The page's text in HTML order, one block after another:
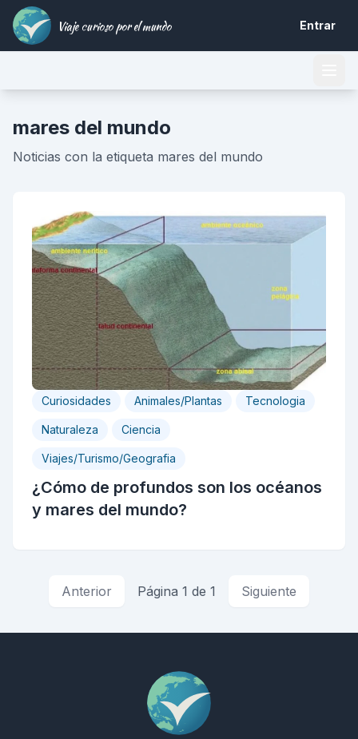
Viaje curioso por el mundo Entrar
mares del mundo
Noticias con la etiqueta mares del mundo
Curiosidades Animales/Plantas Tecnologia
Naturaleza Ciencia
Viajes/Turismo/Geografia
¿Cómo de profundos son los océanos
y mares del mundo?
Anterior Página 1 de 1 Siguiente